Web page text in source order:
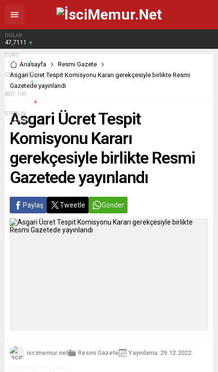
DOLAR
47,7111
EURO
55,1881
GRAM ALTIN
BIST 100
STERLİN
64,4139
Anasayfa
Resmi Gazete
Asgari Ücret Tespit Komisyonu Kararı gerekçesiyle birlikte Resmi
Gazetede yayınlandı
Asgari Ücret Tespit
Komisyonu Kararı
gerekçesiyle birlikte Resmi
Gazetede yayınlandı
Paylaş Tweetle Gönder
iscimemur.net Resmi Gazete Yayınlama: 29.12.2022